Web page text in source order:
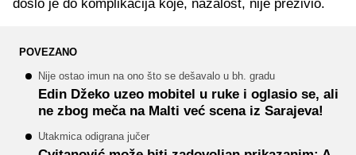
došlo je do komplikacija koje, nažalost, nije preživio.
POVEZANO
Nije ostao imun na ono što se dešavalo u bh. gradu
Edin Džeko uzeo mobitel u ruke i oglasio se, ali
ne zbog meča na Malti već scena iz Sarajeva!
Utakmica odigrana jučer